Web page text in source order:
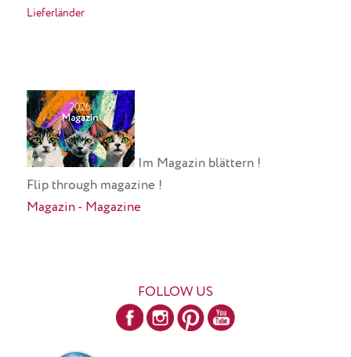
Lieferländer
Im Magazin blättern !
Flip through magazine !
Magazin - Magazine
FOLLOW US